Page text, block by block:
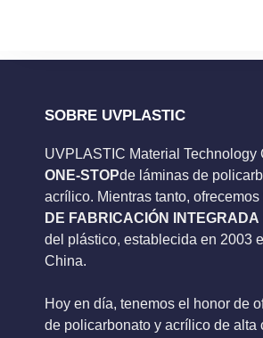
SOBRE UVPLASTIC
UVPLASTIC Material Technology
ONE-STOPde láminas de
acrílico. Mientras tanto, ofrecemos
DE FABRICACIÓN INTEGRADA
del plástico, establecida en 2003
China.
Hoy en día, tenemos el honor de
de policarbonato y acrílico de alta